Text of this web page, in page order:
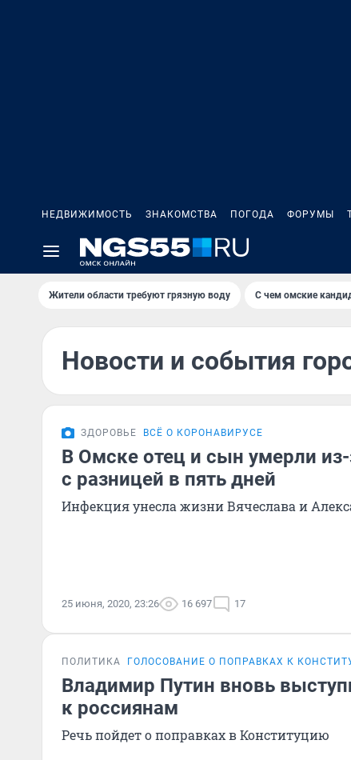
НЕДВИЖИМОСТЬ ЗНАКОМСТВА ПОГОДА ФОРУМЫ
Жители области требуют грязную воду С чем омские
Новости и события
ЗДОРОВЬЕ ВСЁ О КОРОНАВИРУСЕ
В Омске отец и сын умерли
с разницей в пять дней
Инфекция унесла жизни Вячеслава и
25 июня, 2020, 23:26 16 697 17
ПОЛИТИКА ГОЛОСОВАНИЕ О ПОПРАВКАХ К
Владимир Путин вновь
к россиянам
Речь пойдет о поправках в Конституцию